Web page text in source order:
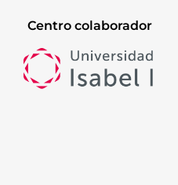
Centro colaborador